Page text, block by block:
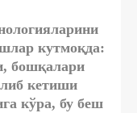
кутмоқда:
бошқалари
кетиши
кўра, бу беш